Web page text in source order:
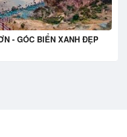
- GÓC BIỂN XANH ĐẸP